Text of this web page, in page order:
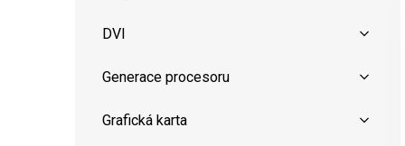
DVI
Generace procesoru
Grafická karta